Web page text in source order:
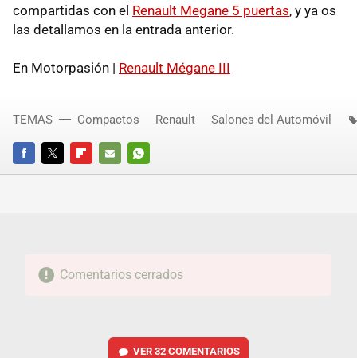
compartidas con el Renault Megane 5 puertas, y ya os
las detallamos en la entrada anterior.
En Motorpasión | Renault Mégane III
FACEBOOKTWITTERFLIPBOARD
E-
WHATSAPP
TEMAS Compactos Renault Salones del Automóvil
Comentarios cerrados
VER 32 COMENTARIOS